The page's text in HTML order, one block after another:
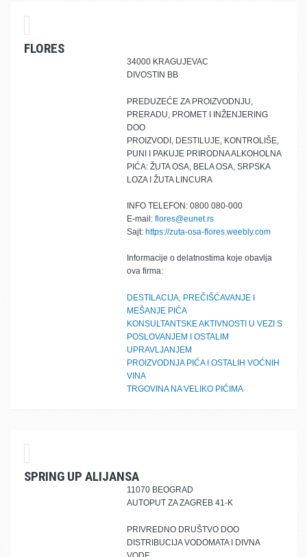
FLORES
34000 KRAGUJEVAC
DIVOSTIN BB
PREDUZEĆE ZA PROIZVODNJU,
PRERADU, PROMET I INŽENJERING
DOO
PROIZVODI, DESTILUJE, KONTROLIŠE,
PUNI I PAKUJE PRIRODNA ALKOHOLNA
PIĆA: ŽUTA OSA, BELA OSA, SRPSKA
LOZA I ŽUTA LINCURA
INFO TELEFON: 0800 080-000
E-mail: flores@eunet.rs
Sajt: https://zuta-osa-flores.weebly.com
Informacije o delatnostima koje obavlja
ova firma:
DESTILACIJA, PREČIŠĆAVANJE I
MEŠANJE PIĆA
KONSULTANTSKE AKTIVNOSTI U VEZI S
POSLOVANJEM I OSTALIM
UPRAVLJANJEM
PROIZVODNJA PIĆA I OSTALIH VOĆNIH
VINA
TRGOVINA NA VELIKO PIĆIMA
SPRING UP ALIJANSA
11070 BEOGRAD
AUTOPUT ZA ZAGREB 41-K
PRIVREDNO DRUŠTVO DOO
DISTRIBUCIJA VODOMATA I DIVNA